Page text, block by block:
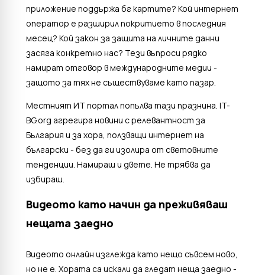
приложение поддържа бг картите? Кой интернет
оператор е разширил покритието в последния
месец? Кой закон за защита на личните данни
засяга конкретно нас? Тези въпроси рядко
намират отговор в международните медии -
защото за тях не съществуваме като пазар.
Местният ИТ портал попълва тази празнина. IT-
BG.org агрегира новини с релевантност за
България и за хора, ползващи интернет на
български - без да ги изолира от световните
тенденции. Намираш и двете. Не трябва да
избираш.
Видеото като начин да преживяваш
нещата заедно
Видеото онлайн изглежда като нещо съвсем ново,
но не е. Хората са искали да гледат неща заедно -